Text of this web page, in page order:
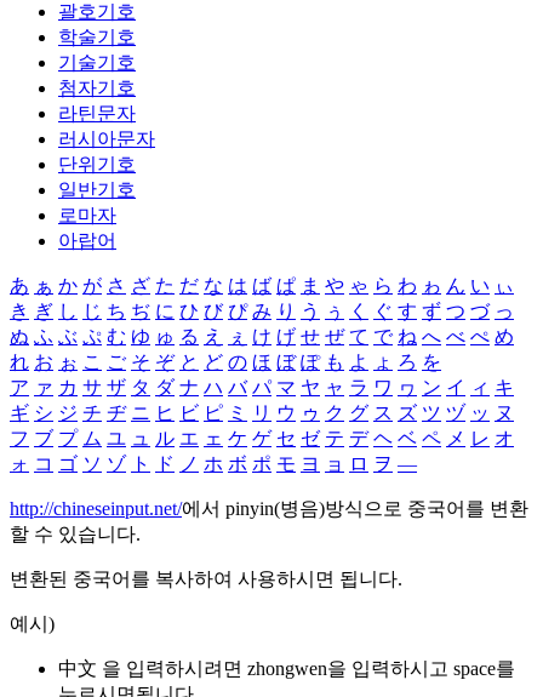
괄호기호
학술기호
기술기호
첨자기호
라틴문자
러시아문자
단위기호
일반기호
로마자
아랍어
あ ぁ か が さ ざ た だ な は ば ぱ ま や ゃ ら わ ゎ ん い ぃ
き ぎ し じ ち ぢ に ひ び ぴ み り う ぅ く ぐ す ず つ づ っ
ぬ ふ ぶ ぷ む ゆ ゅ る え ぇ け げ せ ぜ て で ね へ べ ぺ め
れ お ぉ こ ご そ ぞ と ど の ほ ぼ ぽ も よ ょ ろ を
ア ァ カ サ ザ タ ダ ナ ハ バ パ マ ヤ ャ ラ ワ ヮ ン イ ィ キ
ギ シ ジ チ ヂ ニ ヒ ビ ピ ミ リ ウ ゥ ク グ ス ズ ツ ヅ ッ ヌ
フ ブ プ ム ユ ュ ル エ ェ ケ ゲ セ ゼ テ デ ヘ ベ ペ メ レ オ
ォ コ ゴ ソ ゾ ト ド ノ ホ ボ ポ モ ヨ ョ ロ ヲ ―
http://chineseinput.net/에서 pinyin(병음)방식으로 중국어를 변환
할 수 있습니다.
변환된 중국어를 복사하여 사용하시면 됩니다.
예시)
中文 을 입력하시려면 zhongwen을 입력하시고 space를